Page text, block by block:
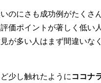
のにさも成功例がたくさ
価ポイントが著しく低い
が多い人はまず間違いな
少し触れたように ココナ